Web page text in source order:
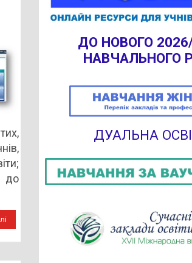
до
ДО НОВОГО
НАВЧАЛЬНОГО
ДУАЛЬНА